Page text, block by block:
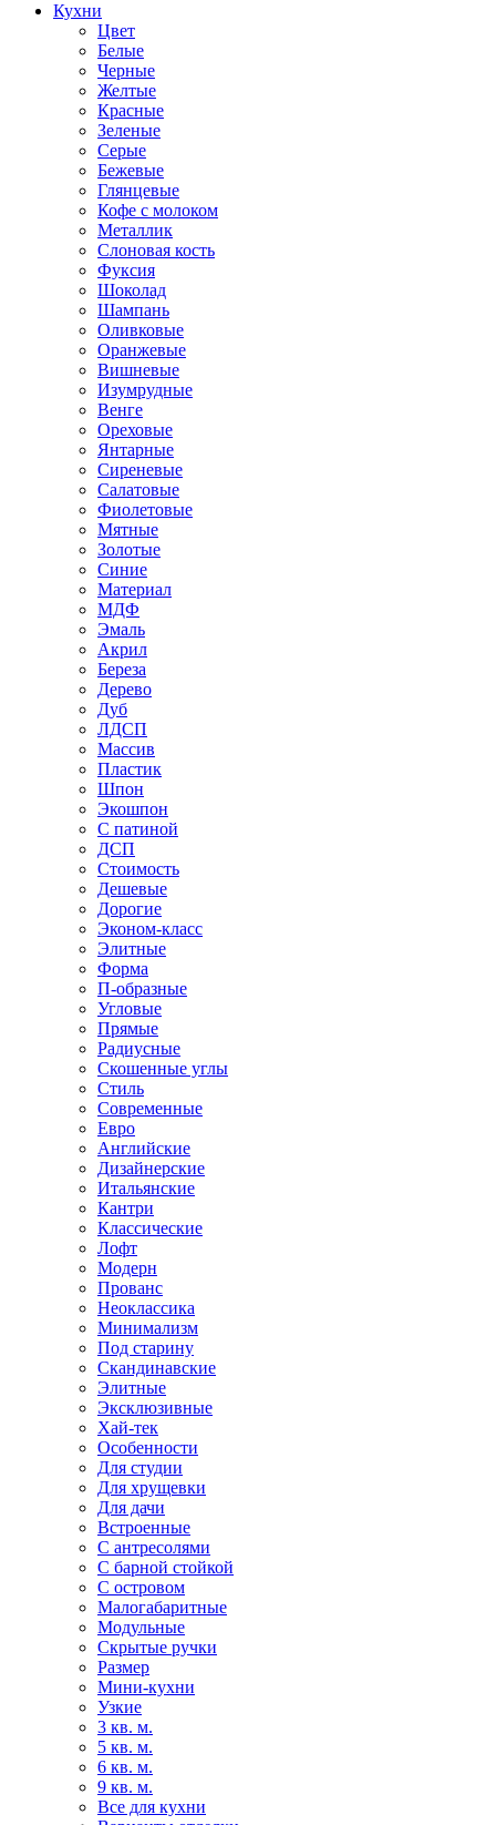
Кухни
Цвет
Белые
Черные
Желтые
Красные
Зеленые
Серые
Бежевые
Глянцевые
Кофе с молоком
Металлик
Слоновая кость
Фуксия
Шоколад
Шампань
Оливковые
Оранжевые
Вишневые
Изумрудные
Венге
Ореховые
Янтарные
Сиреневые
Салатовые
Фиолетовые
Мятные
Золотые
Синие
Материал
МДФ
Эмаль
Акрил
Береза
Дерево
Дуб
ЛДСП
Массив
Пластик
Шпон
Экошпон
С патиной
ДСП
Стоимость
Дешевые
Дорогие
Эконом-класс
Элитные
Форма
П-образные
Угловые
Прямые
Радиусные
Скошенные углы
Стиль
Современные
Евро
Английские
Дизайнерские
Итальянские
Кантри
Классические
Лофт
Модерн
Прованс
Неоклассика
Минимализм
Под старину
Скандинавские
Элитные
Эксклюзивные
Хай-тек
Особенности
Для студии
Для хрущевки
Для дачи
Встроенные
С антресолями
С барной стойкой
С островом
Малогабаритные
Модульные
Скрытые ручки
Размер
Мини-кухни
Узкие
3 кв. м.
5 кв. м.
6 кв. м.
9 кв. м.
Все для кухни